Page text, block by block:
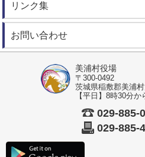
リンク集
お問い合わせ
美浦村役場
〒300-0492
茨城県稲敷郡美浦
【平日】8時30分
029-885-
029-885-